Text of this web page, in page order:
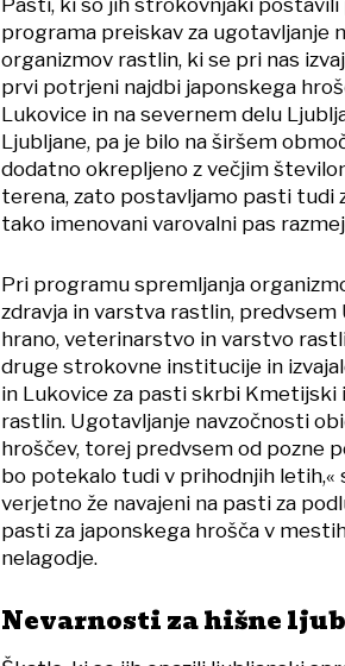
programa preiskav za ugotavljanje
organizmov rastlin, ki se pri nas
prvi potrjeni najdbi japonskega
Lukovice in na severnem delu
Ljubljane, pa je bilo na širšem
dodatno okrepljeno z večjim
terena, zato postavljamo pasti tudi
tako imenovani varovalni pas
Pri programu spremljanja
zdravja in varstva rastlin, predvsem
hrano, veterinarstvo in varstvo
druge strokovne institucije in
in Lukovice za pasti skrbi
rastlin. Ugotavljanje navzočnosti
hroščev, torej predvsem od pozne
bo potekalo tudi v prihodnjih letih,«
verjetno že navajeni na pasti za
pasti za japonskega hrošča v
nelagodje.
Nevarnosti za hišne